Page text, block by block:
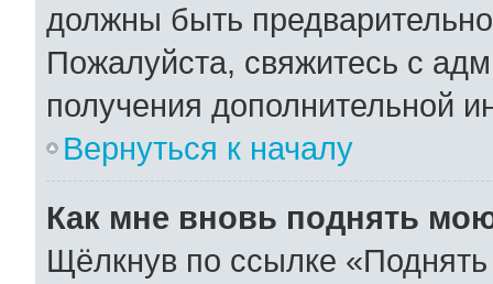
должны быть
Пожалуйста, свяжитесь с
получения дополнительной
Вернуться к началу
Как мне вновь поднять
Щёлкнув по ссылке